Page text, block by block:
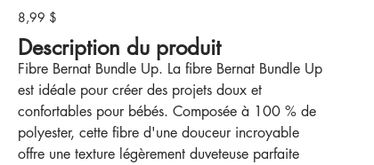
Prix
8,99 $
Description du produit
Fibre Bernat Bundle Up. La fibre Bernat Bundle Up
est idéale pour créer des projets doux et
confortables pour bébés. Composée à 100 % de
polyester, cette fibre d'une douceur incroyable
offre une texture légèrement duveteuse parfaite